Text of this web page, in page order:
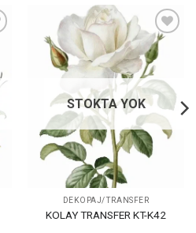
Favorilerime
Ekle
STOKTA YOK
DEKOPAJ/TRANSFER
KOLAY TRANSFER KT-K42